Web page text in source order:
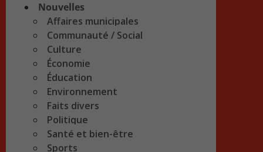
Nouvelles
Affaires municipales
Communauté / Social
Culture
Économie
Éducation
Environnement
Faits divers
Politique
Santé et bien-être
Sports